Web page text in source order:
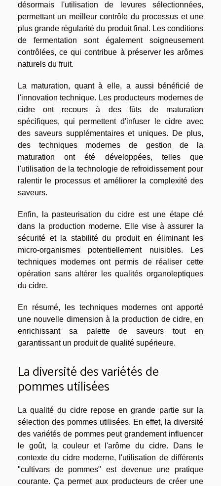
désormais l'utilisation de levures sélectionnées,
permettant un meilleur contrôle du processus et une
plus grande régularité du produit final. Les conditions
de fermentation sont également soigneusement
contrôlées, ce qui contribue à préserver les arômes
naturels du fruit.
La maturation, quant à elle, a aussi bénéficié de
l'innovation technique. Les producteurs modernes de
cidre ont recours à des fûts de maturation
spécifiques, qui permettent d'infuser le cidre avec
des saveurs supplémentaires et uniques. De plus,
des techniques modernes de gestion de la
maturation ont été développées, telles que
l'utilisation de la technologie de refroidissement pour
ralentir le processus et améliorer la complexité des
saveurs.
Enfin, la pasteurisation du cidre est une étape clé
dans la production moderne. Elle vise à assurer la
sécurité et la stabilité du produit en éliminant les
micro-organismes potentiellement nuisibles. Les
techniques modernes ont permis de réaliser cette
opération sans altérer les qualités organoleptiques
du cidre.
En résumé, les techniques modernes ont apporté
une nouvelle dimension à la production de cidre, en
enrichissant sa palette de saveurs tout en
garantissant un produit de qualité supérieure.
La diversité des variétés de
pommes utilisées
La qualité du cidre repose en grande partie sur la
sélection des pommes utilisées. En effet, la diversité
des variétés de pommes peut grandement influencer
le goût, la couleur et l'arôme du cidre. Dans le
contexte du cidre moderne, l'utilisation de différents
"cultivars de pommes" est devenue une pratique
courante. Ça permet aux producteurs de créer une